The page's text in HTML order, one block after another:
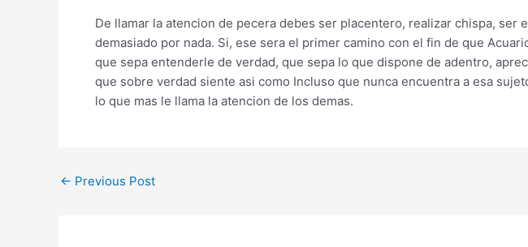
De llamar la atencion de pecera debes ser placentero, realizar chispa,
demasiado por nada. Si, ese sera el primer camino con el fin de que
que sepa entenderle de verdad, que sepa lo que dispone de adentro,
que sobre verdad siente asi­ como Incluso que nunca encuentra a esa
lo que mas le llama la atencion de los demas.
← Previous Post